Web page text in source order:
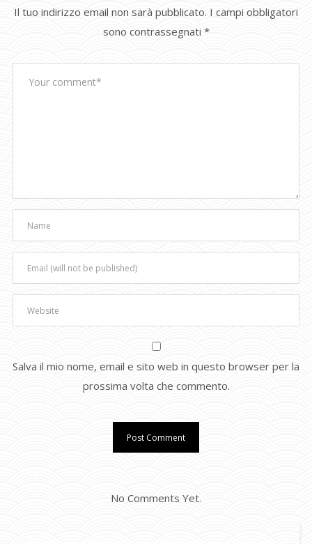
Il tuo indirizzo email non sarà pubblicato. I campi obbligatori
sono contrassegnati *
Salva il mio nome, email e sito web in questo browser per la
prossima volta che commento.
No Comments Yet.